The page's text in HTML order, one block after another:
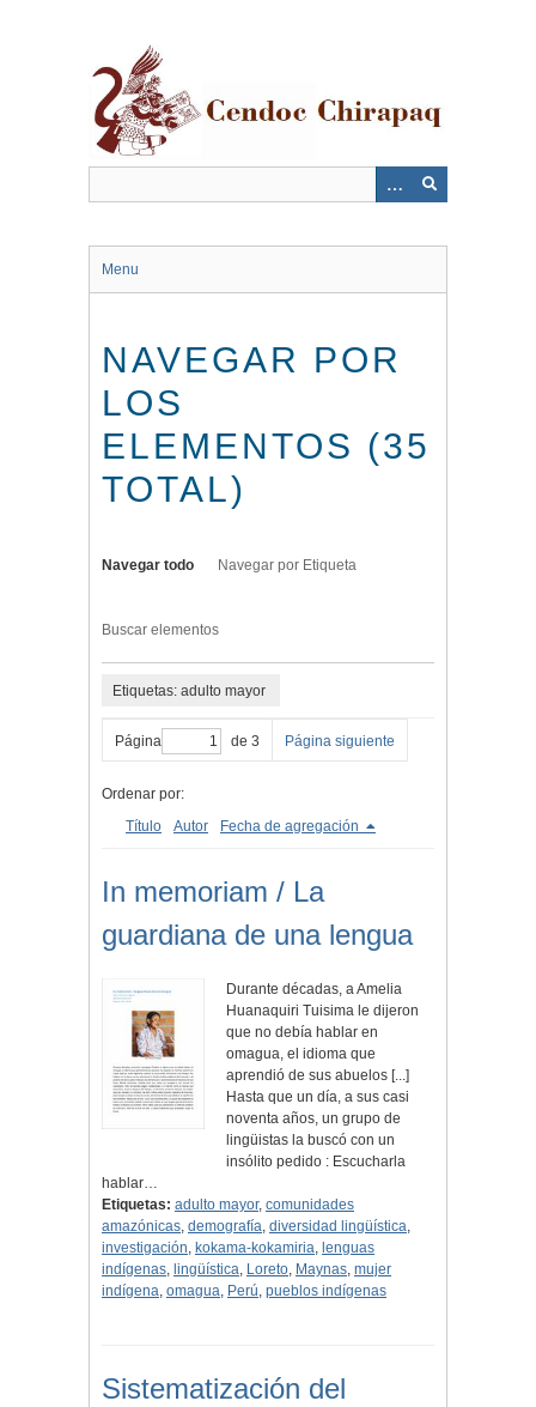
Menu
NAVEGAR POR
LOS
ELEMENTOS (35
TOTAL)
Navegar todo Navegar por Etiqueta
Buscar elementos
Etiquetas: adulto mayor
Página de 3 Página siguiente
Ordenar por:
Título
Autor Fecha de agregación
In memoriam / La
guardiana de una lengua
Durante décadas, a Amelia
Huanaquiri Tuisima le dijeron
que no debía hablar en
omagua, el idioma que
aprendió de sus abuelos [...]
Hasta que un día, a sus casi
noventa años, un grupo de
lingüistas la buscó con un
insólito pedido : Escucharla
hablar…
Etiquetas: adulto mayor, comunidades
amazónicas, demografía, diversidad lingüística,
investigación, kokama-kokamiria, lenguas
indígenas, lingüística, Loreto, Maynas, mujer
indígena, omagua, Perú, pueblos indígenas
Sistematización del